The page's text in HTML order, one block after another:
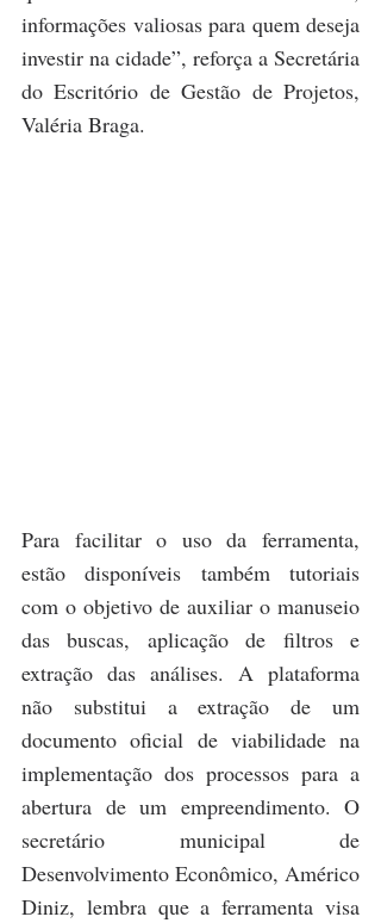
informações valiosas para quem deseja
investir na cidade”, reforça a Secretária
do Escritório de Gestão de Projetos,
Valéria Braga.
Para facilitar o uso da ferramenta,
estão disponíveis também tutoriais
com o objetivo de auxiliar o manuseio
das buscas, aplicação de filtros e
extração das análises. A plataforma
não substitui a extração de um
documento oficial de viabilidade na
implementação dos processos para a
abertura de um empreendimento. O
secretário municipal de
Desenvolvimento Econômico, Américo
Diniz, lembra que a ferramenta visa